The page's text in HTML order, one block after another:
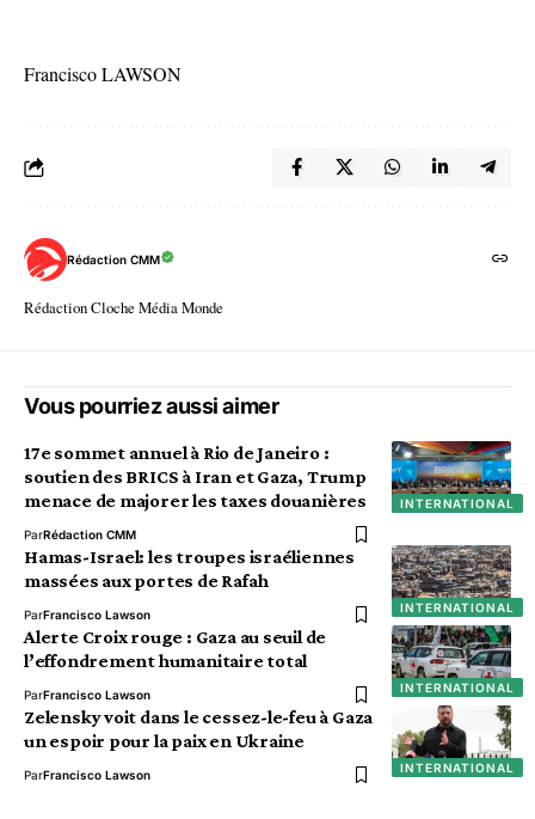
Francisco LAWSON
Rédaction CMM
Rédaction Cloche Média Monde
Vous pourriez aussi aimer
INTERNATIONAL
17e sommet annuel à Rio de Janeiro :
soutien des BRICS à Iran et Gaza, Trump
menace de majorer les taxes douanières
ParRédaction CMM
INTERNATIONAL
Hamas-Israel: les troupes israéliennes
massées aux portes de Rafah
ParFrancisco Lawson
INTERNATIONAL
Alerte Croix rouge : Gaza au seuil de
l’effondrement humanitaire total
ParFrancisco Lawson
INTERNATIONAL
Zelensky voit dans le cessez-le-feu à Gaza
un espoir pour la paix en Ukraine
ParFrancisco Lawson